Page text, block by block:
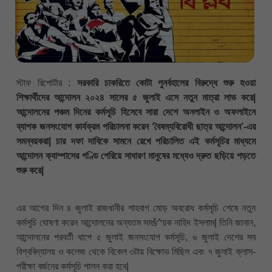
স্টাফ রিপোর্টার : সরকারি চাকরিতে কোটা পুনর্বহালের বিরুদ্ধে শুরু হওয়া
শিক্ষার্থীদের আন্দোলন ২০২৪ সালের ৫ জুলাই এসে নতুন মাত্রা লাভ করে|
আন্দোলনের পঞ্চম দিনের কর্মসূচি হিসেবে সারা দেশে অনলাইন ও অফলাইনে
ব্যাপক জনসংযোগ কার্যক্রম পরিচালনা করেন ‘বৈষম্যবিরোধী ছাত্র আন্দোলন’-এর
সমন্বয়করা| চার দফা দাবিকে সামনে রেখে পরিচালিত এই কর্মসূচির মাধ্যমে
আন্দোলন ক্যাম্পাসের গণ্ডি পেরিয়ে সাধারণ মানুষের মধ্যেও দ্রুত ছড়িয়ে পড়তে
শুরু করে|
এর আগের দিন ৪ জুলাই রাজধানীর শাহবাগ মোড় অবরোধ কর্মসূচি শেষে নতুন
কর্মসূচি ঘোষণা করেন আন্দোলনের অন্যতম সমš^য়ক নাহিদ ইসলাম| তিনি জানান,
আন্দোলনের পরবর্তী ধাপে ৫ জুলাই জনসংযোগ কর্মসূচি, ৬ জুলাই দেশের সব
বিশ্ববিদ্যালয় ও কলেজ থেকে বিকেল ৩টায় বিক্ষোভ মিছিল এবং ৭ জুলাই ক্লাস-
পরীক্ষা বর্জনের কর্মসূচি পালন করা হবে|